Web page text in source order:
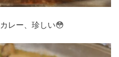
レー、珍しい😳